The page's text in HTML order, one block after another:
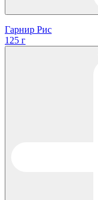
Гарнир Рис
125 г